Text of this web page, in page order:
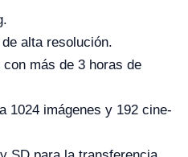
alta resolución.
más de 3 horas de
1024 imágenes y 192 cine-